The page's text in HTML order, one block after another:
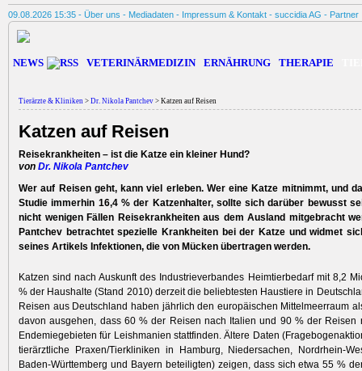
09.08.2026 15:35 - Über uns - Mediadaten - Impressum & Kontakt - succidia AG - Partner
NEWS VETERINÄRMEDIZIN ERNÄHRUNG THERAPIE
Tierärzte & Kliniken > Dr. Nikola Pantchev > Katzen auf Reisen
Katzen auf Reisen
Reisekrankheiten – ist die Katze ein kleiner Hund?
von Dr. Nikola Pantchev
Wer auf Reisen geht, kann viel erleben. Wer eine Katze mitnimmt, und
Studie immerhin 16,4 % der Katzenhalter, sollte sich darüber bewusst
nicht wenigen Fällen Reisekrankheiten aus dem Ausland mitgebracht
Pantchev betrachtet spezielle Krankheiten bei der Katze und widmet
seines Artikels Infektionen, die von Mücken übertragen werden.
Katzen sind nach Auskunft des Industrieverbandes Heimtierbedarf mit 8,2
% der Haushalte (Stand 2010) derzeit die beliebtesten Haustiere in
Reisen aus Deutschland haben jährlich den europäischen Mittelmeerraum
davon ausgehen, dass 60 % der Reisen nach Italien und 90 % der Reisen
Endemiegebieten für Leishmanien stattfinden. Ältere Daten
tierärztliche Praxen/Tierkliniken in Hamburg, Niedersachen, Nordrhein-
Baden-Württemberg und Bayern beteiligten) zeigen, dass sich etwa 55 %